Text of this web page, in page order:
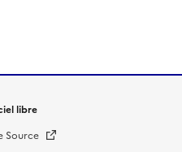
libre
Source Nouvelle fenêtre